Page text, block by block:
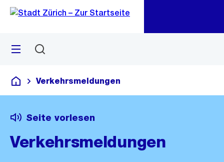
Navigation
Sprunglink
Menü
Deutsch
Verkehrsmeldungen
Seite vorlesen
Verkehrsmeldungen